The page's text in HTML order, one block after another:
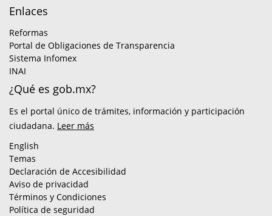
Enlaces
Reformas
Portal de Obligaciones de Transparencia
Sistema Infomex
INAI
¿Qué es gob.mx?
Es el portal único de trámites, información y participación
ciudadana. Leer más
English
Temas
Declaración de Accesibilidad
Aviso de privacidad
Términos y Condiciones
Política de seguridad